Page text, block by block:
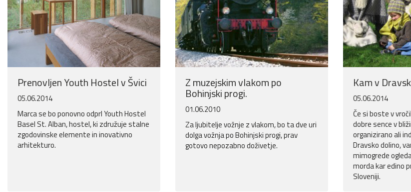
Prenovljen Youth Hostel v Švici
05.06.2014
Marca se bo ponovno odprl Youth Hostel
Basel St. Alban, hostel, ki združuje stalne
zgodovinske elemente in inovativno
arhitekturo.
Z muzejskim vlakom po
Bohinjski progi.
01.06.2010
Za ljubitelje vožnje z vlakom, bo ta dve uri
dolga vožnja po Bohinjski progi, prav
gotovo nepozabno doživetje.
Kam v
05.06.2014
Če si boste v
dobre sence v
organizirano ali
Dravsko dolino,
mimogrede
morda kar edino
Sloveniji.